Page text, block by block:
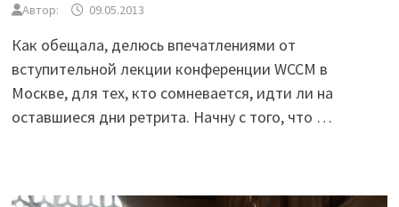
Автор: 09.05.2013
Как обещала, делюсь впечатлениями от
вступительной лекции конференции WCCM в
Москве, для тех, кто сомневается, идти ли на
оставшиеся дни ретрита. Начну с того, что …